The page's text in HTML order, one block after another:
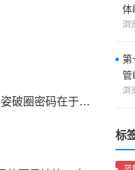
下一篇：科学品牌时代来临，董俊姿破圈密码在于内视与创新
体
浏
第
管
浏
标